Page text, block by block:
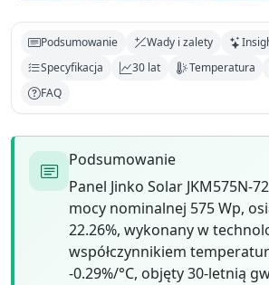
Podsumowanie Wady i zalety
Specyfikacja
30 lat Temperatura
FAQ
Podsumowanie
Panel Jinko Solar JKM575N-
mocy nominalnej 575 Wp,
22.26%, wykonany w
współczynnikiem
-0.29%/°C, objęty 30-letnią